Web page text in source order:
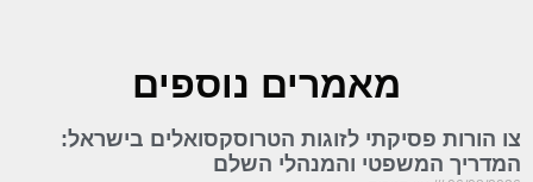
מאמרים נוספים
צו הורות פסיקתי לזוגות הטרוסקסואלים בישראל:
המדריך המשפטי והמנהלי השלם